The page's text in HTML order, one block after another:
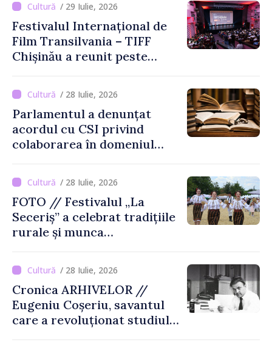
/ 29 Iulie, 2026
Festivalul Internațional de
Film Transilvania – TIFF
Chișinău a reunit peste
de-a șasea ediție
/ 28 Iulie, 2026
Parlamentul a denunțat
acordul cu CSI privind
colaborarea în domeniul
/ 28 Iulie, 2026
FOTO // Festivalul „La
Seceriș” a celebrat tradițiile
rurale și munca
/ 28 Iulie, 2026
Cronica ARHIVELOR //
Eugeniu Coșeriu, savantul
care a revoluționat studiul